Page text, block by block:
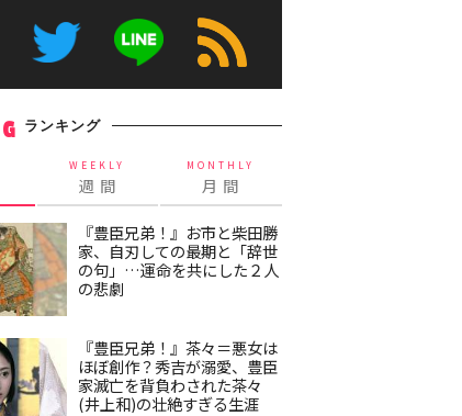
ランキング
WEEKLY
週 間
MONTHLY
月 間
『豊臣兄弟！』お市と柴田勝
家、自刃しての最期と「辞世
の句」…運命を共にした２人
の悲劇
『豊臣兄弟！』茶々＝悪女は
ほぼ創作？秀吉が溺愛、豊臣
家滅亡を背負わされた茶々
(井上和)の壮絶すぎる生涯